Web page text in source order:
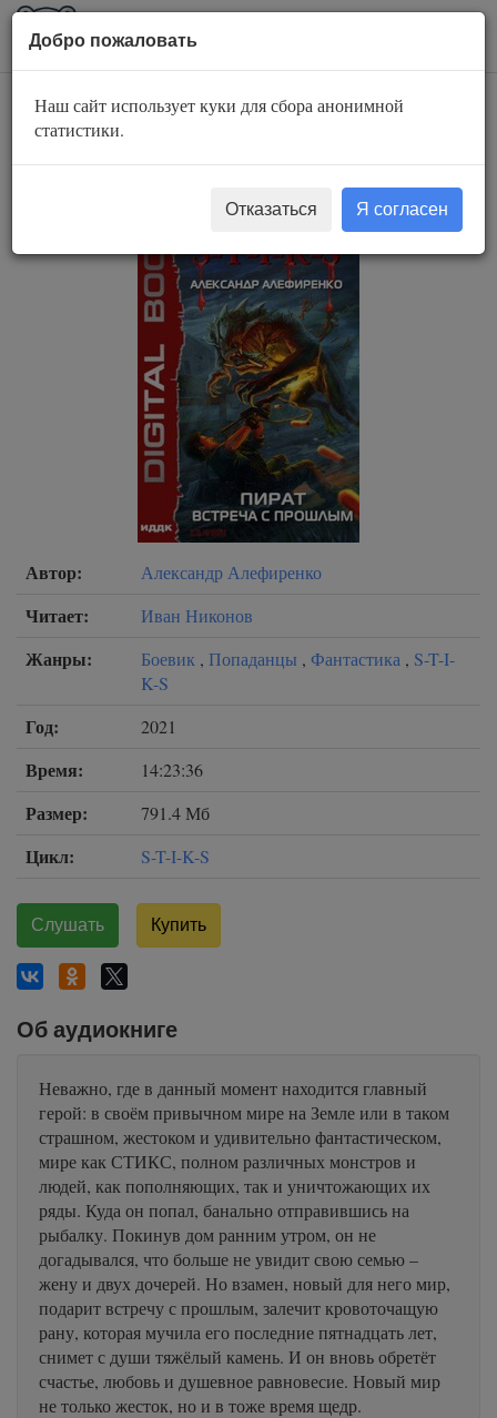
AuBook.org
S-T-I-K-S. Пират.
Встреча с прошлым
Автор: Александр Алефиренко
Читает: Иван Никонов
Жанры: Боевик , Попаданцы , Фантастика , S-T-I-
K-S
Год: 2021
Время: 14:23:36
Размер: 791.4 Мб
Цикл: S-T-I-K-S
Слушать Купить
Об аудиокниге
Неважно, где в данный момент находится главный
герой: в своём привычном мире на Земле или в таком
страшном, жестоком и удивительно фантастическом,
мире как СТИКС, полном различных монстров и
людей, как пополняющих, так и уничтожающих их
ряды. Куда он попал, банально отправившись на
рыбалку. Покинув дом ранним утром, он не
догадывался, что больше не увидит свою семью –
жену и двух дочерей. Но взамен, новый для него мир,
подарит встречу с прошлым, залечит кровоточащую
рану, которая мучила его последние пятнадцать лет,
снимет с души тяжёлый камень. И он вновь обретёт
счастье, любовь и душевное равновесие. Новый мир
не только жесток, но и в тоже время щедр.
Добро пожаловать
Наш сайт использует куки для сбора анонимной
статистики.
Отказаться Я согласен